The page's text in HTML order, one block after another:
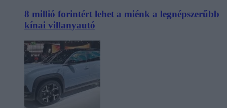
8 millió forintért lehet a miénk a legnépszerűbb
kínai villanyautó